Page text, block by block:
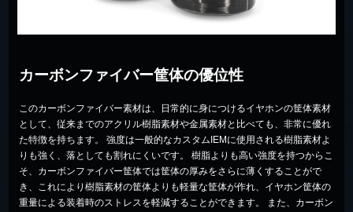
カーボンファイバー筐体の優位性
このカーボンファイバー素材は、日常的に身につけるイヤホンの筐体素材
として、従来までのアクリル樹脂素材や金属素材と比べても、非常に優れ
た特徴を持ちます。 強度は一般的なカスタムIEMに使用される樹脂素材よ
りも強く、落としても割れにくいです。 樹脂よりも高い強度を持つからこ
そ、カーボンファイバー筐体では筐体の厚みをさらに薄くすることがで
き、これにより樹脂素材の筐体よりも軽量な筐体が作れ、イヤホン筐体の
重量による装着時のストレスを軽減することができます。 また、カーボン